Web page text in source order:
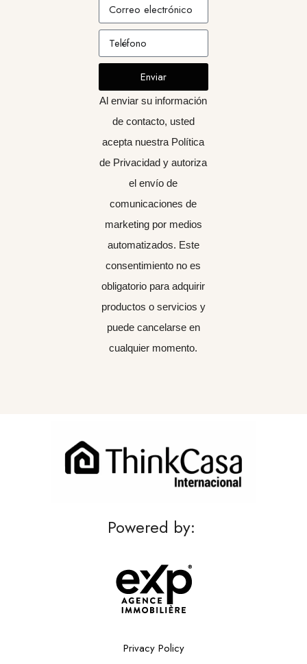
Enviar
Al enviar su información
de contacto, usted
acepta nuestra Política
de Privacidad y autoriza
el envío de
comunicaciones de
marketing por medios
automatizados. Este
consentimiento no es
obligatorio para adquirir
productos o servicios y
puede cancelarse en
cualquier momento.
Powered by:
Privacy Policy